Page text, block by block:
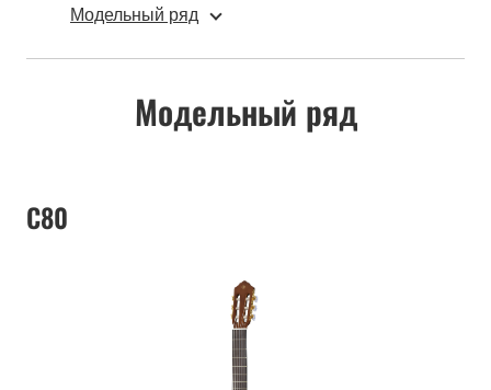
Модельный ряд
Модельный ряд
C80